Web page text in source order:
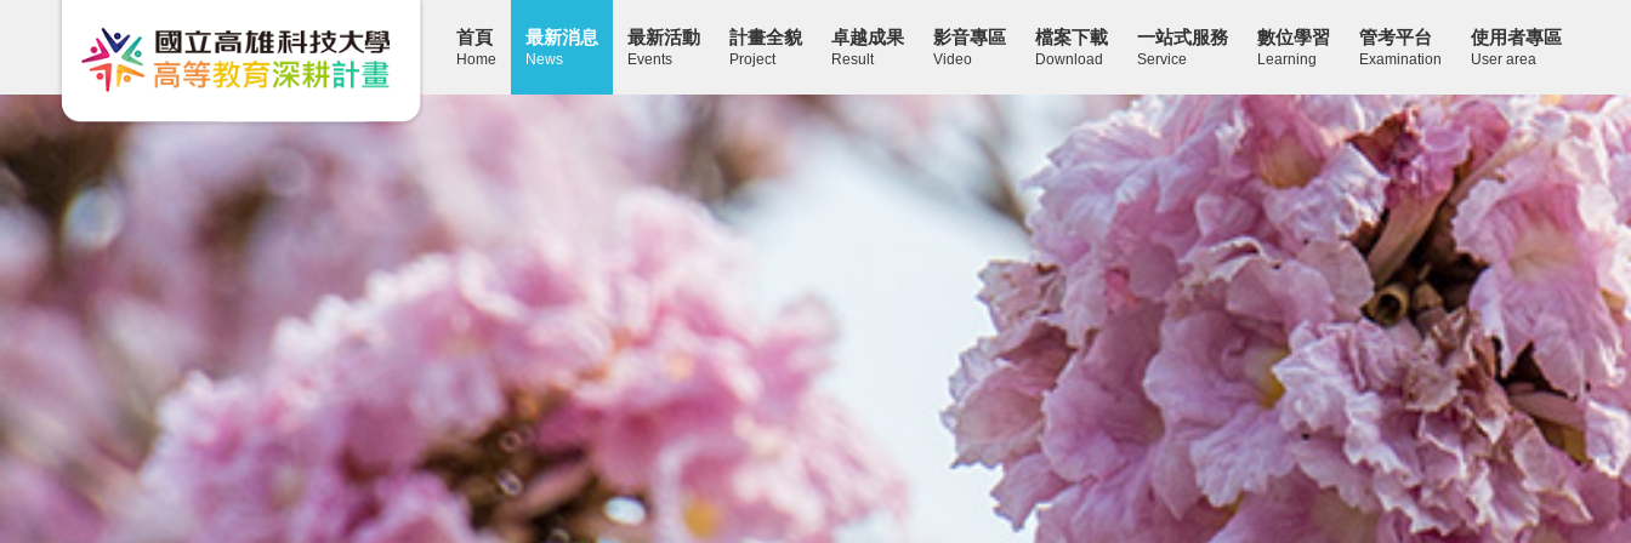
首頁
Home
最新消息
News
最新活動
Events
計畫全貌
Project
卓越成果
Result
影音專區
Video
檔案下載
Download
一站式服務
Service
數位學習
Learning
管考平台
Examination
使用者專區
User area